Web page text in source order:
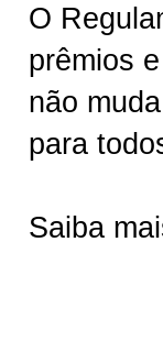
O
prêmios
não
para
Saiba